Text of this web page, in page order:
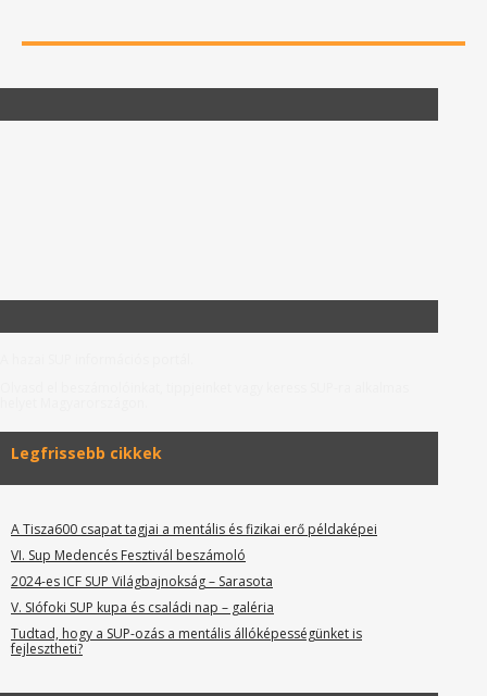
Legfrissebb cikkek
A Tisza600 csapat tagjai a mentális és fizikai erő példaképei
VI. Sup Medencés Fesztivál beszámoló
2024-es ICF SUP Világbajnokság – Sarasota
V. SIófoki SUP kupa és családi nap – galéria
Tudtad, hogy a SUP-ozás a mentális állóképességünket is
fejlesztheti?